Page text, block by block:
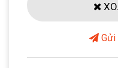
Gửi